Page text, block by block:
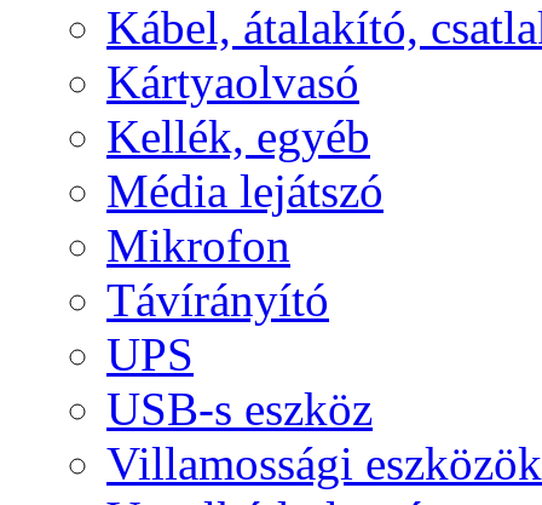
Kábel, átalakító,
Kártyaolvasó
Kellék, egyéb
Média lejátszó
Mikrofon
Távírányító
UPS
USB-s eszköz
Villamossági eszközök